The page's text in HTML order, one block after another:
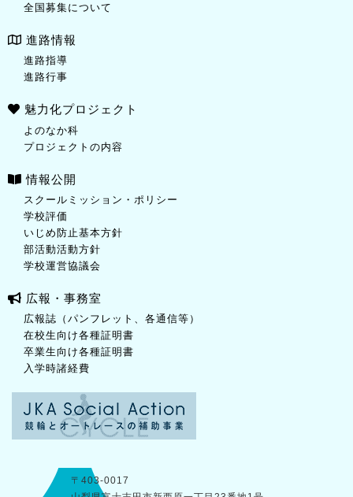
全国募集について
進路情報
進路指導
進路行事
魅力化プロジェクト
よのなか科
プロジェクトの内容
情報公開
スクールミッション・ポリシー
学校評価
いじめ防止基本方針
部活動活動方針
学校運営協議会
広報・事務室
広報誌（パンフレット、各通信等）
在校生向け各種証明書
卒業生向け各種証明書
入学時諸経費
〒403-0017